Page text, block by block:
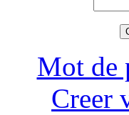
Mot de
Creer